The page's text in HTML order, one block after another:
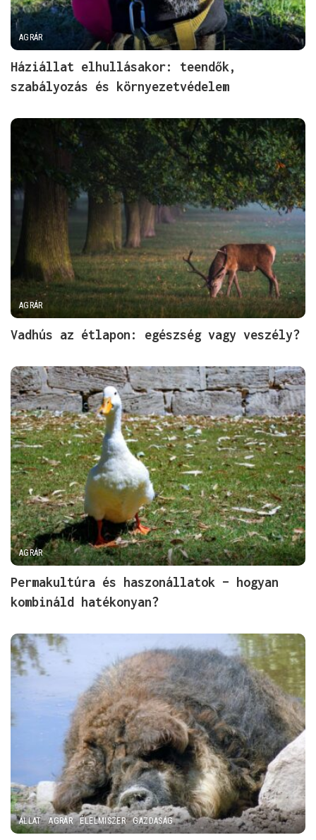
AGRÁR
Háziállat elhullásakor: teendők,
szabályozás és környezetvédelem
AGRÁR
Vadhús az étlapon: egészség vagy veszély?
AGRÁR
Permakultúra és haszonállatok – hogyan
kombináld hatékonyan?
ÁLLAT AGRÁR ÉLELMISZER GAZDASÁG